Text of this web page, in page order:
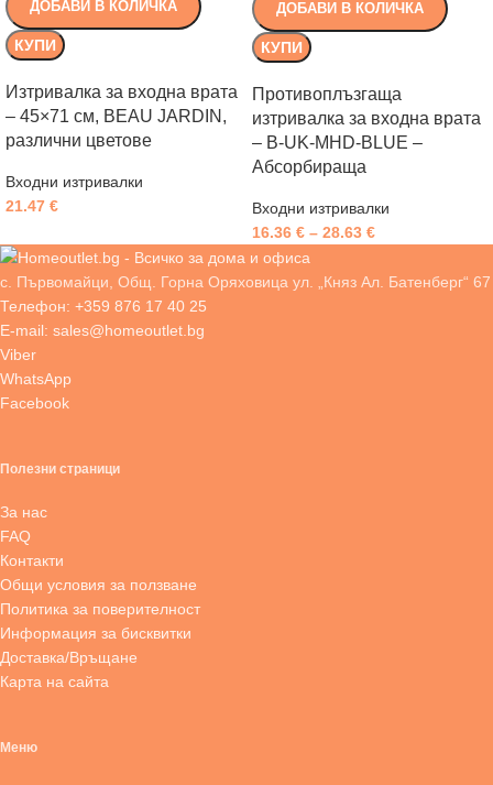
ДОБАВИ В КОЛИЧКА
КУПИ
Изтривалка за входна врата
– 45×71 см, BEAU JARDIN,
различни цветове
Входни изтривалки
21.47 €
ДОБАВИ В КОЛИЧКА
КУПИ
Противоплъзгаща
изтривалка за входна врата
– B-UK-MHD-BLUE –
Абсорбираща
Входни изтривалки
16.36 € – 28.63 €
с. Първомайци, Общ. Горна Оряховица ул. „Княз Ал. Батенберг“ 67
Телефон: +359 876 17 40 25
E-mail: sales@homeoutlet.bg
Viber
WhatsApp
Facebook
Полезни страници
За нас
FAQ
Контакти
Общи условия за ползване
Политика за поверителност
Информация за бисквитки
Доставка/Връщане
Карта на сайта
Меню